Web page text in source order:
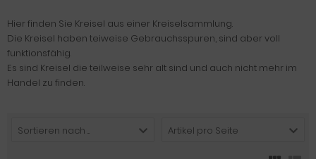
Hier finden Sie Kreisel aus einer Kreiselsammlung.
Die Kreisel haben teiweise Gebrauchsspuren, sind aber voll
funktionsfähig.
Es sind Kreisel die teilweise sehr alt sind und auch nicht mehr im
Handel zu finden.
Sortieren nach ... Artikel pro Seite